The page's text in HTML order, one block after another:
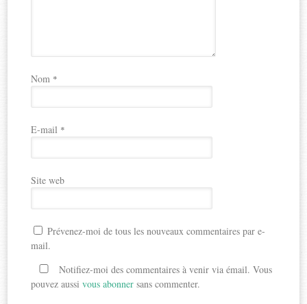
Nom *
E-mail *
Site web
Prévenez-moi de tous les nouveaux commentaires par e-
mail.
Notifiez-moi des commentaires à venir via émail. Vous
pouvez aussivous abonner sans commenter.